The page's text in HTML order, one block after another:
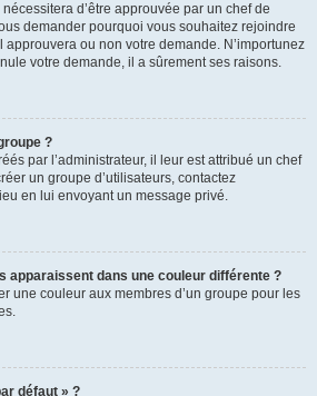
d’être approuvée par un chef de
demander pourquoi vous souhaitez rejoindre
approuvera ou non votre demande. N’importunez
votre demande, il a sûrement ses raisons.
?
par l’administrateur, il leur est attribué un chef
un groupe d’utilisateurs, contactez
en lui envoyant un message privé.
apparaissent dans une couleur différente ?
une couleur aux membres d’un groupe pour les
défaut » ?